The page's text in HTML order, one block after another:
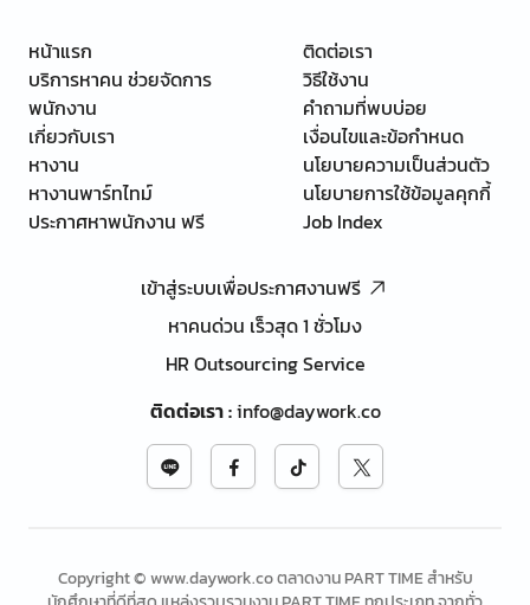
หน้าแรก
บริการหาคน ช่วยจัดการ
พนักงาน
เกี่ยวกับเรา
หางาน
หางานพาร์ทไทม์
ประกาศหาพนักงาน ฟรี
ติดต่อเรา
วิธีใช้งาน
คำถามที่พบบ่อย
เงื่อนไขและข้อกำหนด
นโยบายความเป็นส่วนตัว
นโยบายการใช้ข้อมูลคุกกี้
Job Index
เข้าสู่ระบบเพื่อประกาศงานฟรี
หาคนด่วน เร็วสุด 1 ชั่วโมง
HR Outsourcing Service
ติดต่อเรา:info@daywork.co
Copyright © www.daywork.co ตลาดงาน PART TIME สำหรับ